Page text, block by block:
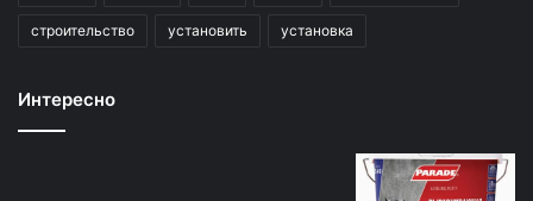
строительство установить установка
Интересно